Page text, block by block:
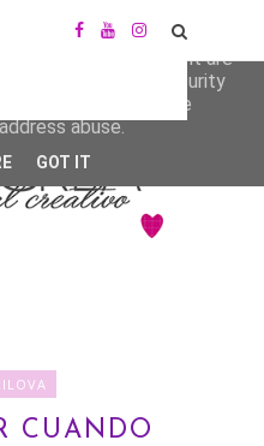
CUANDO
to deliver its services
and user-agent are
performance and security
generate usage
abuse.
GOT IT